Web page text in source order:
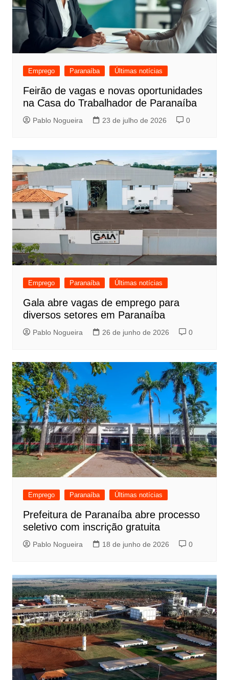
Emprego Paranaíba Últimas notícias
Feirão de vagas e novas oportunidades
na Casa do Trabalhador de Paranaíba
Pablo Nogueira 23 de julho de 2026 0
Emprego Paranaíba Últimas notícias
Gala abre vagas de emprego para
diversos setores em Paranaíba
Pablo Nogueira 26 de junho de 2026 0
Emprego Paranaíba Últimas notícias
Prefeitura de Paranaíba abre processo
seletivo com inscrição gratuita
Pablo Nogueira 18 de junho de 2026 0